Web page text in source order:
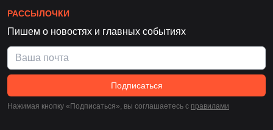
РАССЫЛОЧКИ
Пишем о новостях и главных событиях
Подписаться
Нажимая кнопку «Подписаться», вы соглашаетесь c правилами